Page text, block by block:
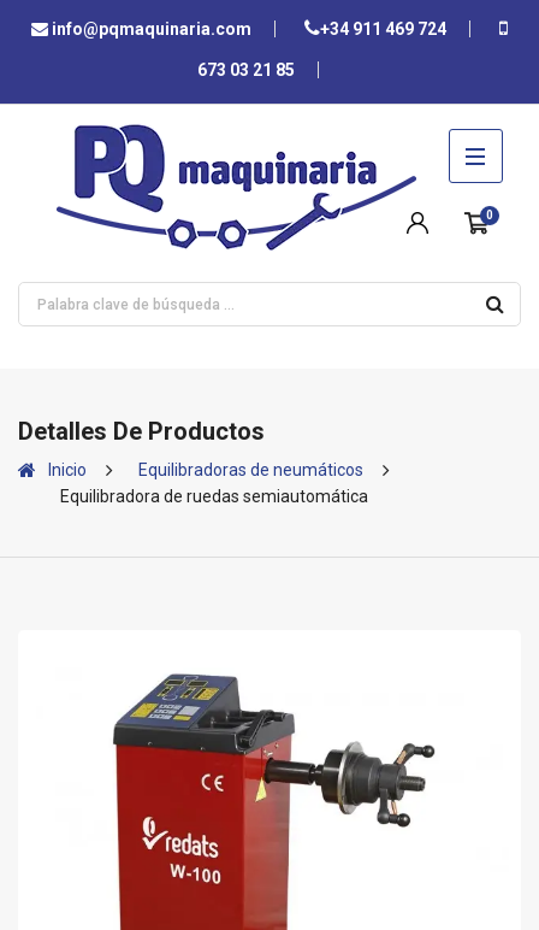
info@pqmaquinaria.com +34 911 469 724
673 03 21 85
0
Detalles De Productos
Inicio
Equilibradoras de neumáticos
Equilibradora de ruedas semiautomática